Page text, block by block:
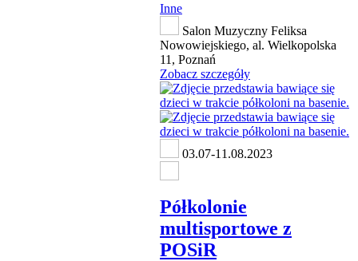
Inne
Salon Muzyczny Feliksa
Nowowiejskiego, al. Wielkopolska
11, Poznań
Zobacz szczegóły
03.07-11.08.2023
Półkolonie
multisportowe z
POSiR